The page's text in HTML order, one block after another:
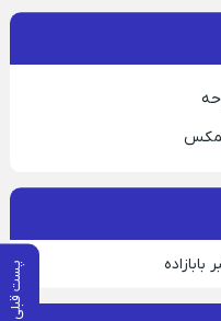
پست قبلی بابازاده